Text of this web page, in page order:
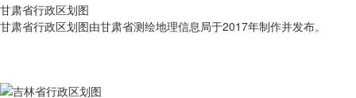
甘肃省行政区划图
甘肃省行政区划图由甘肃省测绘地理信息局于2017年制作并发布。